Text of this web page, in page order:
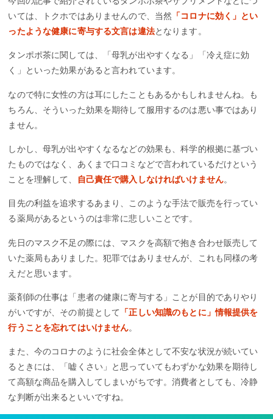
いては、トクホではありませんので、当然 「コロナに効く」とい
ったような健康に寄与する文言は違法となります。
タンポポ茶に関しては、「母乳が出やすくなる」「冷え症に効
く」といった効果があると言われています。
なので特に女性の方は耳にしたこともあるかもしれませんね。も
ちろん、そういった効果を期待して服用するのは悪い事ではあり
ません。
しかし、母乳が出やすくなるなどの効果も、科学的根拠に基づい
たものではなく、あくまで口コミなどで言われているだけという
ことを理解して、
自己責任で購入しなければいけません。
目先の利益を追求するあまり、このような手法で販売を行ってい
る薬局があるというのは非常に悲しいことです。
先日のマスク不足の際には、マスクを高額で抱き合わせ販売して
いた薬局もありました。犯罪ではありませんが、これも同様の考
えだと思います。
薬剤師の仕事は「患者の健康に寄与する」ことが目的でありやり
がいですが、その前提として
「正しい知識のもとに」情報提供を
行うことを忘れてはいけません。
また、今のコロナのように社会全体として不安な状況が続いてい
るときには、「嘘くさい」と思っていてもわずかな効果を期待し
て高額な商品を購入してしまいがちです。消費者としても、冷静
な判断が出来るといいですね。